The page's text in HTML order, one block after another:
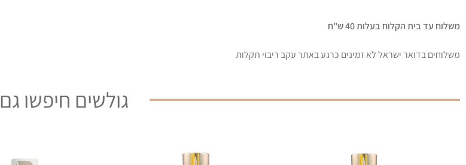
משלוח עד בית הקלוח בעלות 40 ש"ח
משלוחים בדואר ישראל לא זמינים כרגע באתר עקב ריבוי תקלות
גולשים חיפשו גם